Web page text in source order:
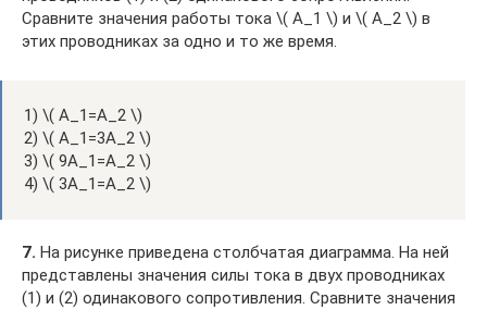
Сравните значения работы тока ​\( A_1 \)​ и ​\( A_2 \)​ в
этих проводниках за одно и то же время.
1) ​\( A_1=A_2 \)​
2) \( A_1=3A_2 \)
3) \( 9A_1=A_2 \)
4) \( 3A_1=A_2 \)
7. На рисунке приведена столбчатая диаграмма. На ней
представлены значения силы тока в двух проводниках
(1) и (2) одинакового сопротивления. Сравните значения